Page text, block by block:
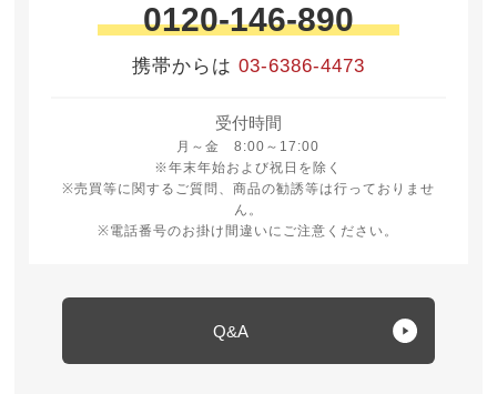
0120-146-890
携帯からは 03-6386-4473
受付時間
月～金 8:00～17:00
月曜日から金曜日 8時から17時
※年末年始および祝日を除く
※売買等に関するご質問、商品の勧誘等は行っておりませ
ん。
※電話番号のお掛け間違いにご注意ください。
Q&A